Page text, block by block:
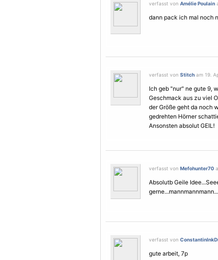
verfasst von Amélie Poulain
dann pack ich mal noch
verfasst von Stitch am 19.
Ich geb "nur" ne gute 9,
Geschmack aus zu viel
der Größe geht da noch
gedrehten Hörner
Ansonsten absolut GEIL!
verfasst von Mefohunter70
Absolutb Geile
verfasst von
gute arbeit, 7p